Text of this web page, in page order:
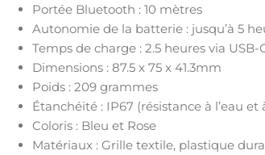
Portée Bluetooth : 10 mètres
Autonomie de la batterie : jusqu’à 5
Temps de charge : 2.5 heures via USB-
Dimensions : 87.5 x 75 x 41.3mm
Poids : 209 grammes
Étanchéité : IP67 (résistance à l’eau et
Coloris : Bleu et Rose
Matériaux : Grille textile, plastique